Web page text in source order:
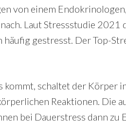
von einem
Laut Stressstudie 2021
häufig gestresst. Der Top-
kommt, schaltet der Körper
Reaktionen. Die
bei Dauerstress dann zu